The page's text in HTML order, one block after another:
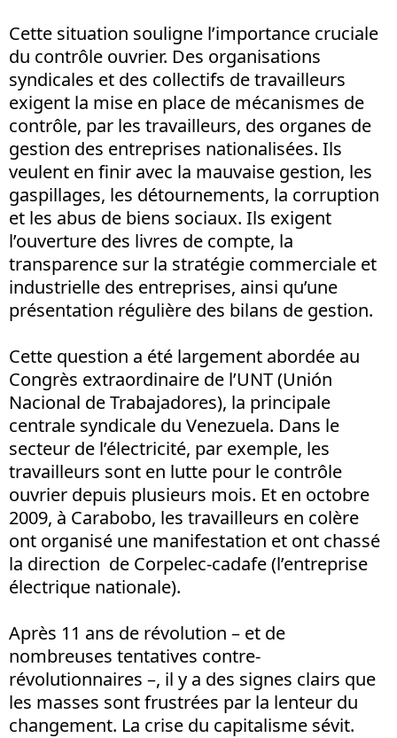
Cette situation souligne l’importance cruciale
du contrôle ouvrier. Des organisations
syndicales et des collectifs de travailleurs
exigent la mise en place de mécanismes de
contrôle, par les travailleurs, des organes de
gestion des entreprises nationalisées. Ils
veulent en finir avec la mauvaise gestion, les
gaspillages, les détournements, la corruption
et les abus de biens sociaux. Ils exigent
l’ouverture des livres de compte, la
transparence sur la stratégie commerciale et
industrielle des entreprises, ainsi qu’une
présentation régulière des bilans de gestion.
Cette question a été largement abordée au
Congrès extraordinaire de l’UNT (Unión
Nacional de Trabajadores), la principale
centrale syndicale du Venezuela. Dans le
secteur de l’électricité, par exemple, les
travailleurs sont en lutte pour le contrôle
ouvrier depuis plusieurs mois. Et en octobre
2009, à Carabobo, les travailleurs en colère
ont organisé une manifestation et ont chassé
la direction de Corpelec-cadafe (l’entreprise
électrique nationale).
Après 11 ans de révolution – et de
nombreuses tentatives contre-
révolutionnaires –, il y a des signes clairs que
les masses sont frustrées par la lenteur du
changement. La crise du capitalisme sévit.